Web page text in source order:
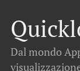
Dal mondo